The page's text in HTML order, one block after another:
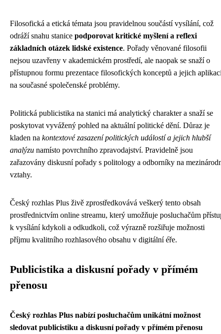
Filosofická a etická témata jsou pravidelnou součástí vysílání, což
odráží snahu stanice podporovat kritické myšlení a reflexi
základních otázek lidské existence. Pořady věnované filosofii
nejsou uzavřeny v akademickém prostředí, ale naopak se snaží o
přístupnou formu prezentace filosofických konceptů a jejich
na současné společenské problémy.
Politická publicistika na stanici má analytický charakter a snaží se
poskytovat vyvážený pohled na aktuální politické dění. Důraz je
kladen na kontextové zasazení politických událostí a jejich hlubší
analýzu namísto povrchního zpravodajství. Pravidelně jsou
zařazovány diskusní pořady s politology a odborníky na
vztahy.
Český rozhlas Plus živě zprostředkovává veškerý tento obsah
prostřednictvím online streamu, který umožňuje posluchačům
k vysílání kdykoli a odkudkoli, což výrazně rozšiřuje možnosti
příjmu kvalitního rozhlasového obsahu v digitální éře.
Publicistika a diskusní pořady v přímém
přenosu
Český rozhlas Plus nabízí posluchačům unikátní možnost
sledovat publicistiku a diskusní pořady v přímém přenosu